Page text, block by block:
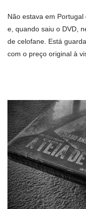
Não estava em
e, quando saiu o DVD,
de celofane. Está
com o preço original à